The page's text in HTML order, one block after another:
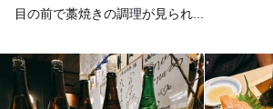
目の前で藁焼きの調理が見られ...